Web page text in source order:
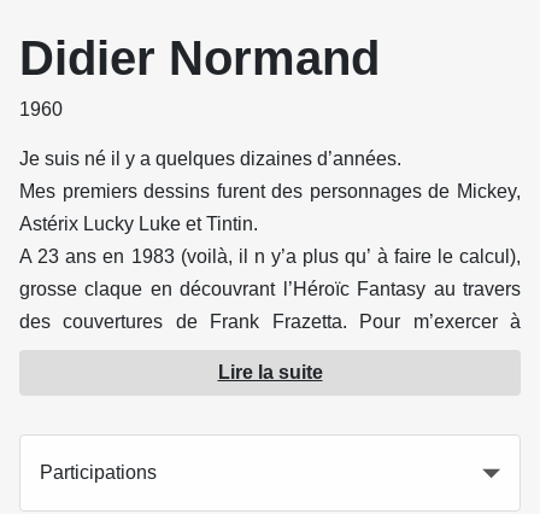
Didier Normand
1960
Je suis né il y a quelques dizaines d’années.
Mes premiers dessins furent des personnages de Mickey,
Astérix Lucky Luke et Tintin.
A 23 ans en 1983 (voilà, il n y’a plus qu’ à faire le calcul),
grosse claque en découvrant l’Héroïc Fantasy au travers
des couvertures de Frank Frazetta. Pour m’exercer à
l’huile, je tente de reproduire quelques unes de ces
Mais la couleur directe sur planche demande trop de
Lire la suite
Participations